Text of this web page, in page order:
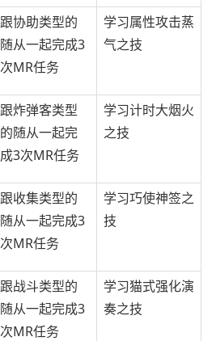
跟协助类型的
随从一起完成3
次MR任务
学习属性攻击蒸
气之技
跟炸弹客类型
的随从一起完
成3次MR任务
学习计时大烟火
之技
跟收集类型的
随从一起完成3
次MR任务
学习巧使神签之
技
跟战斗类型的
随从一起完成3
次MR任务
学习猫式强化演
奏之技